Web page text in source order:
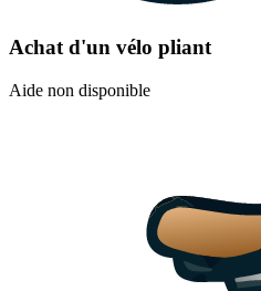
Achat d'un vélo pliant
Aide non disponible